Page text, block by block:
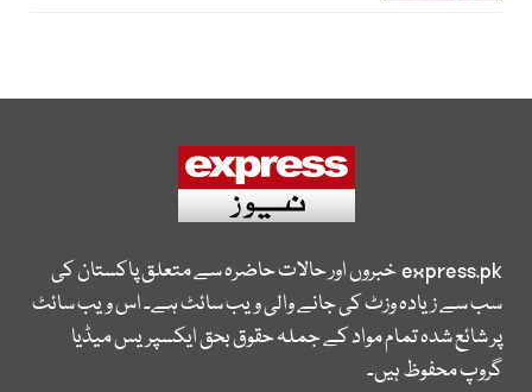
express.pkخبروں اور حالات حاضرہ سے متعلق پاکستان کی
سب سے زیادہ وزٹ کی جانے والی ویب سائٹ ہے۔ اس ویب سائٹ
پر شائع شدہ تمام مواد کے جملہ حقوق بحق ایکسپریس میڈیا
گروپ محفوظ ہیں۔